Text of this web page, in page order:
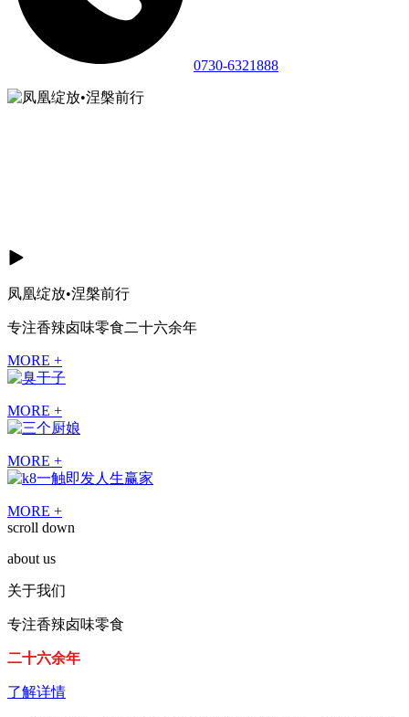
0730-6321888
凤凰绽放•涅槃前行
专注香辣卤味零食二十六余年
MORE +
MORE +
MORE +
MORE +
scroll down
about us
关于我们
专注香辣卤味零食
二十六余年
了解详情